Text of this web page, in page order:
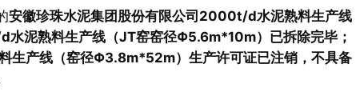
安徽珍珠水泥集团股份有限公司2000t/d水泥熟料生产线
泥熟料生产线（JT窑窑径Φ5.6m*10m）已拆除完毕；
生产线（窑径Φ3.8m*52m）生产许可证已注销，不具备